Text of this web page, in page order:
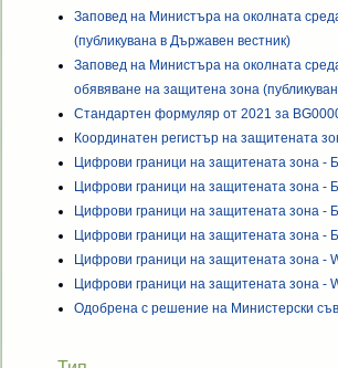
Заповед на Министъра на околната
(публикувана в Държавен вестник)
Заповед на Министъра на околната
обявяване на защитена зона
Стандартен формуляр от 2021 за
Координатен регистър на защитената
Цифрови граници на защитената зона -
Цифрови граници на защитената зона -
Цифрови граници на защитената зона -
Цифрови граници на защитената зона -
Цифрови граници на защитената зона -
Цифрови граници на защитената зона -
Одобрена с решение на Министерски